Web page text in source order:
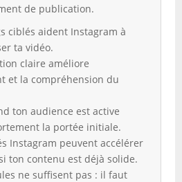
de publication.
ciblés aident Instagram à
ta vidéo.
claire améliore
et la compréhension du
ton audience est active
la portée initiale.
Instagram peuvent accélérer
ton contenu est déjà solide.
ne suffisent pas : il faut